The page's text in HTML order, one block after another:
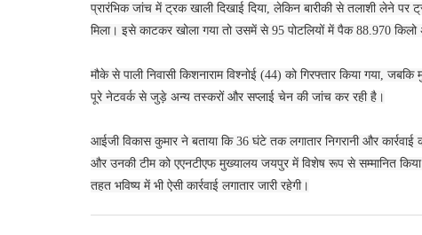
प्रारंभिक जांच में ट्रक खाली दिखाई दिया, लेकिन बारीकी से तलाशी लेने
मिला। इसे काटकर खोला गया तो उसमें से 95 पोटलियों में पैक 88.970
मौके से पाली निवासी किशनाराम विश्नोई (44) को गिरफ्तार किया गया,
पूरे नेटवर्क से जुड़े अन्य तस्करों और सप्लाई चेन की जांच कर रही है।
आईजी विकास कुमार ने बताया कि 36 घंटे तक लगातार निगरानी और
और उनकी टीम को एएनटीएफ मुख्यालय जयपुर में विशेष रूप से सम्मानित
तहत भविष्य में भी ऐसी कार्रवाई लगातार जारी रहेगी।